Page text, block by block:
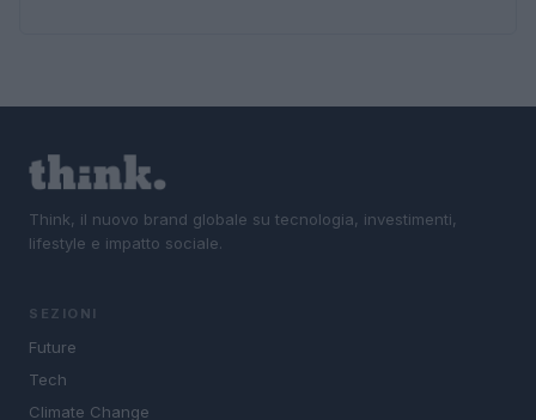
Think, il nuovo brand globale su tecnologia, investimenti,
lifestyle e impatto sociale.
SEZIONI
Future
Tech
Climate Change